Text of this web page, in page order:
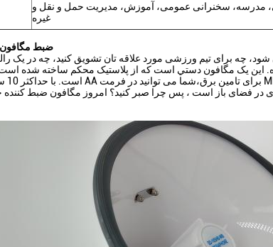
مدرسه، سخنرانی عمومی، آموزش، مدیریت حمل و نقل و
غیره
ضبط
چه برای تیم ورزشی مورد علاقه تان تشویق کنید، چه در یک
اين يک مگافون دستي است که از پلاستیک محکم ساخته شده
فضای باز است ، پس چرا صبر کنید؟ امروز مگافون ضبط کننده